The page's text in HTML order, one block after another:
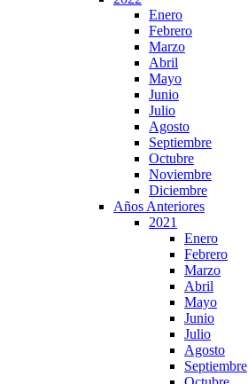
Enero
Febrero
Marzo
Abril
Mayo
Junio
Julio
Agosto
Septiembre
Octubre
Noviembre
Diciembre
Años Anteriores
2021
Enero
Febrero
Marzo
Abril
Mayo
Junio
Julio
Agosto
Septiembre